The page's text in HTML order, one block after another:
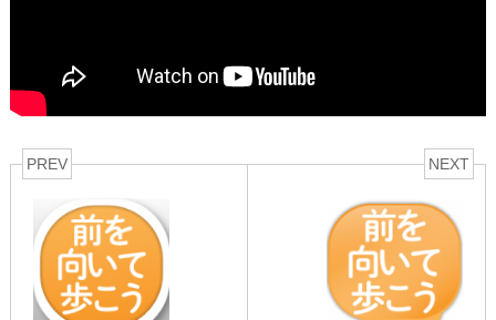
PREV NEXT